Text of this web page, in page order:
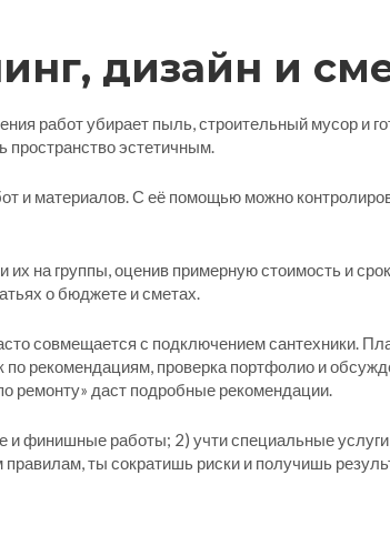
дизайн и
работ убирает пыль, строительный мусор и
пространство эстетичным.
и материалов. С её помощью можно
на группы, оценив примерную стоимость и
о бюджете и сметах.
совмещается с подключением сантехники.
рекомендациям, проверка портфолио и
ремонту» даст подробные рекомендации.
финишные работы; 2) учти специальные услуги,
ты сократишь риски и получишь